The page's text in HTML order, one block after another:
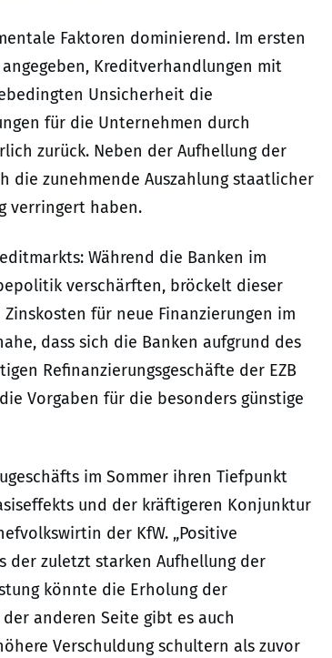
Faktoren dominierend. Im ersten
Kreditverhandlungen mit
Unsicherheit die
für die Unternehmen durch
zurück. Neben der Aufhellung der
die zunehmende Auszahlung staatlicher
verringert haben.
Während die Banken im
verschärften, bröckelt dieser
für neue Finanzierungen im
dass sich die Banken aufgrund des
Refinanzierungsgeschäfte der EZB
Vorgaben für die besonders günstige
im Sommer ihren Tiefpunkt
und der kräftigeren Konjunktur
der KfW. „Positive
der zuletzt starken Aufhellung der
könnte die Erholung der
anderen Seite gibt es auch
Verschuldung schultern als zuvor